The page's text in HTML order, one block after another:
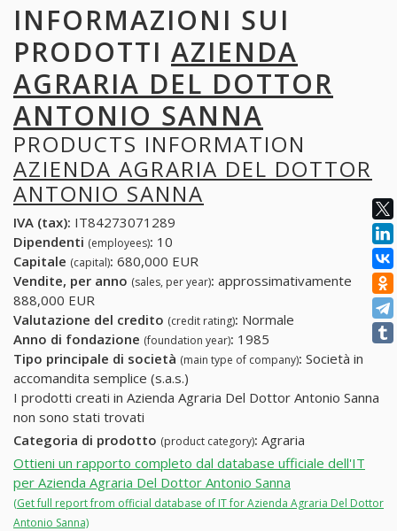
INFORMAZIONI SUI
PRODOTTI AZIENDA
AGRARIA DEL DOTTOR
ANTONIO SANNA
PRODUCTS INFORMATION
AZIENDA AGRARIA DEL DOTTOR
ANTONIO SANNA
IVA (tax): IT84273071289
Dipendenti (employees): 10
Capitale (capital): 680,000 EUR
Vendite, per anno (sales, per year): approssimativamente
888,000 EUR
Valutazione del credito (credit rating): Normale
Anno di fondazione (foundation year): 1985
Tipo principale di società (main type of company): Società in
accomandita semplice (s.a.s.)
I prodotti creati in Azienda Agraria Del Dottor Antonio Sanna
non sono stati trovati
Categoria di prodotto (product category): Agraria
Ottieni un rapporto completo dal database ufficiale dell'IT
per Azienda Agraria Del Dottor Antonio Sanna
(Get full report from official database of IT for Azienda Agraria Del Dottor
Antonio Sanna)